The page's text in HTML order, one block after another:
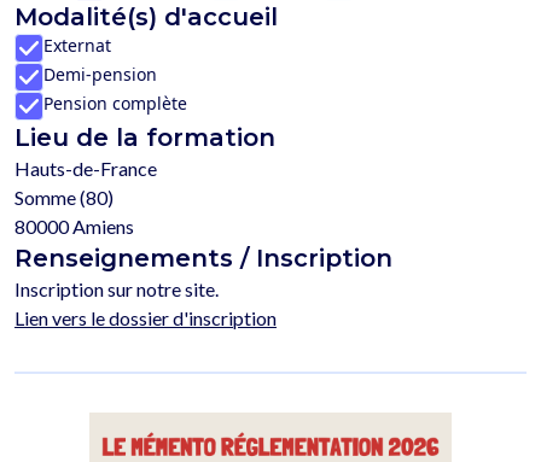
Modalité(s) d'accueil
Externat
Demi-pension
Pension complète
Lieu de la formation
Hauts-de-France
Somme (80)
80000 Amiens
Renseignements / Inscription
Inscription sur notre site.
Lien vers le dossier d'inscription